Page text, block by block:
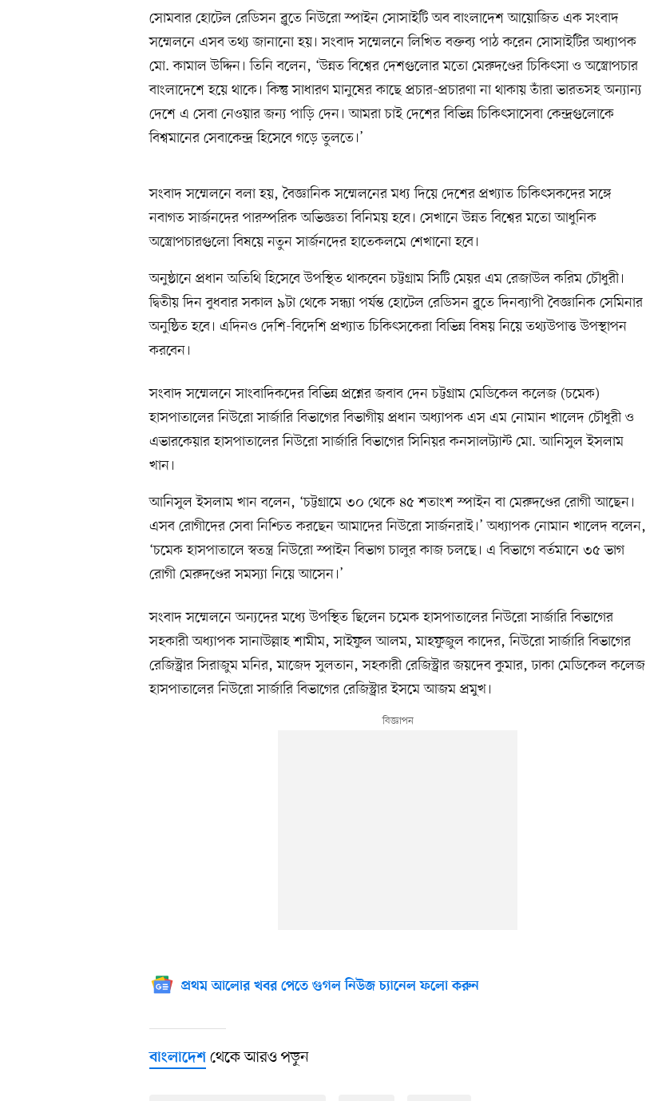
সোমবার হোটেল রেডিসন ব্লুতে নিউরো স্পাইন সোসাইটি অব বাংলাদেশ আয়োজিত এক সংবাদ
সম্মেলনে এসব তথ্য জানানো হয়। সংবাদ সম্মেলনে লিখিত বক্তব্য পাঠ করেন সোসাইটির অধ্যাপক
মো. কামাল উদ্দিন। তিনি বলেন, ‘উন্নত বিশ্বের দেশগুলোর মতো মেরুদণ্ডের চিকিৎসা ও অস্ত্রোপচার
বাংলাদেশে হয়ে থাকে। কিন্তু সাধারণ মানুষের কাছে প্রচার-প্রচারণা না থাকায় তাঁরা ভারতসহ অন্যান্য
দেশে এ সেবা নেওয়ার জন্য পাড়ি দেন। আমরা চাই দেশের বিভিন্ন চিকিৎসাসেবা কেন্দ্রগুলোকে
বিশ্বমানের সেবাকেন্দ্র হিসেবে গড়ে তুলতে।’
সংবাদ সম্মেলনে বলা হয়, বৈজ্ঞানিক সম্মেলনের মধ্য দিয়ে দেশের প্রখ্যাত চিকিৎসকদের সঙ্গে
নবাগত সার্জনদের পারস্পরিক অভিজ্ঞতা বিনিময় হবে। সেখানে উন্নত বিশ্বের মতো আধুনিক
অস্ত্রোপচারগুলো বিষয়ে নতুন সার্জনদের হাতেকলমে শেখানো হবে।
অনুষ্ঠানে প্রধান অতিথি হিসেবে উপস্থিত থাকবেন চট্টগ্রাম সিটি মেয়র এম রেজাউল করিম চৌধুরী।
দ্বিতীয় দিন বুধবার সকাল ৯টা থেকে সন্ধ্যা পর্যন্ত হোটেল রেডিসন ব্লুতে দিনব্যাপী বৈজ্ঞানিক সেমিনার
অনুষ্ঠিত হবে। এদিনও দেশি-বিদেশি প্রখ্যাত চিকিৎসকেরা বিভিন্ন বিষয় নিয়ে তথ্যউপাত্ত উপস্থাপন
করবেন।
সংবাদ সম্মেলনে সাংবাদিকদের বিভিন্ন প্রশ্নের জবাব দেন চট্টগ্রাম মেডিকেল কলেজ (চমেক)
হাসপাতালের নিউরো সার্জারি বিভাগের বিভাগীয় প্রধান অধ্যাপক এস এম নোমান খালেদ চৌধুরী ও
এভারকেয়ার হাসপাতালের নিউরো সার্জারি বিভাগের সিনিয়র কনসালট্যান্ট মো. আনিসুল ইসলাম
খান।
আনিসুল ইসলাম খান বলেন, ‘চট্টগ্রামে ৩০ থেকে ৪৫ শতাংশ স্পাইন বা মেরুদণ্ডের রোগী আছেন।
এসব রোগীদের সেবা নিশ্চিত করছেন আমাদের নিউরো সার্জনরাই।’ অধ্যাপক নোমান খালেদ বলেন,
‘চমেক হাসপাতালে স্বতন্ত্র নিউরো স্পাইন বিভাগ চালুর কাজ চলছে। এ বিভাগে বর্তমানে ৩৫ ভাগ
রোগী মেরুদণ্ডের সমস্যা নিয়ে আসেন।’
সংবাদ সম্মেলনে অন্যদের মধ্যে উপস্থিত ছিলেন চমেক হাসপাতালের নিউরো সার্জারি বিভাগের
সহকারী অধ্যাপক সানাউল্লাহ শামীম, সাইফুল আলম, মাহফুজুল কাদের, নিউরো সার্জারি বিভাগের
রেজিস্ট্রার সিরাজুম মনির, মাজেদ সুলতান, সহকারী রেজিস্ট্রার জয়দেব কুমার, ঢাকা মেডিকেল কলেজ
হাসপাতালের নিউরো সার্জারি বিভাগের রেজিস্ট্রার ইসমে আজম প্রমুখ।
প্রথম আলোর খবর পেতে গুগল নিউজ চ্যানেল ফলো করুন
বাংলাদেশ থেকে আরও পড়ুন